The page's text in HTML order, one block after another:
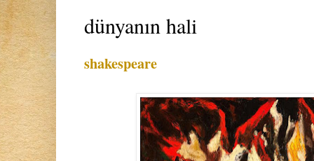
dünyanın hali
shakespeare